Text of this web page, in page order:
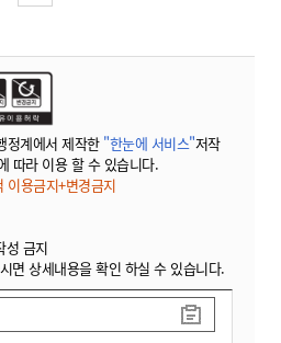
정계에서 제작한 "한눈에 서비스"저작
따라 이용 할 수 있습니다.
이용금지+변경금지
성 금지
면 상세내용을 확인 하실 수 있습니다.